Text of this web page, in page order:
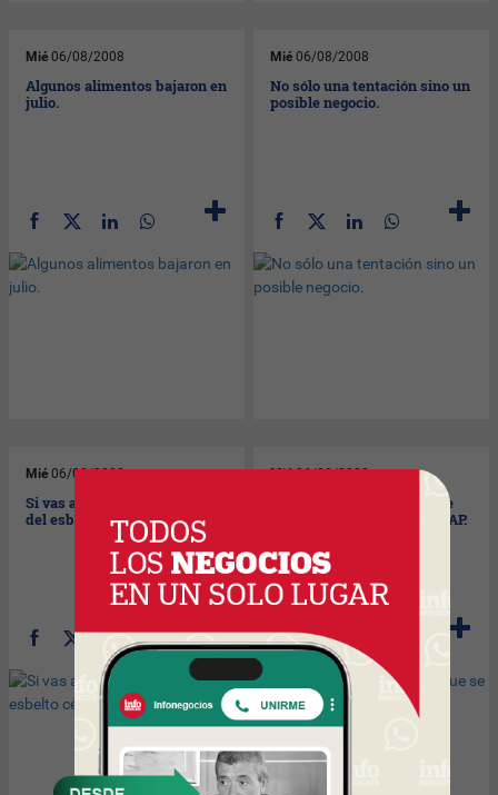
Mié 06/08/2008
Algunos alimentos bajaron en
julio.
Mié 06/08/2008
No sólo una tentación sino un
posible negocio.
Mié 06/08/2008
Si vas a Beijing, tené piedad
del esbelto césped.
Mié06/08/2008
Ya hay 11.500 personas que
se quieren borrar de las AFAP.